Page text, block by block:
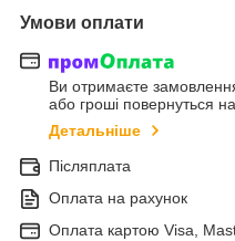
Умови оплати
Ви отримаєте
або гроші повернуться
Детальніше
Післяплата
Оплата на рахунок
Оплата картою Visa,